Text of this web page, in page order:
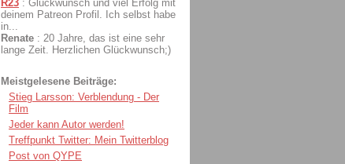
R23 : Glückwunsch und viel Erfolg mit
deinem Patreon Profil. Ich selbst habe
in...
Renate : 20 Jahre, das ist eine sehr
lange Zeit. Herzlichen Glückwunsch;)
Meistgelesene Beiträge:
Stieg Larsson: Verblendung - Der
Film
Jeder kann Autor werden!
Treffpunkt Twitter: Mein Twitterblog
Post von QYPE